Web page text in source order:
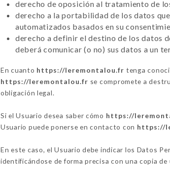
derecho de oposición al tratamiento de
derecho a la portabilidad de los datos
automatizados basados en su
derecho a definir el destino de los datos
deberá comunicar (o no) sus datos a un
En cuanto https://leremontalou.fr tenga
https://leremontalou.fr se compromete a
obligación legal.
Si el Usuario desea saber cómo https://
Usuario puede ponerse en contacto con https://
En este caso, el Usuario debe indicar los Datos
identificándose de forma precisa con una copia